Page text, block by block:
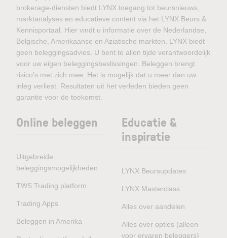
brokerage-diensten biedt LYNX toegang tot beursnieuws,
marktanalyses en educatieve content via het LYNX Beurs &
Kennisportaal. Hier vindt u informatie over de Nederlandse,
Belgische, Amerikaanse en Aziatische markten. LYNX biedt
geen beleggingsadvies. U bent te allen tijde verantwoordelijk
voor uw eigen beleggingsbeslissingen. Beleggen brengt
risico’s met zich mee. Het is mogelijk dat u meer dan uw
inleg verliest. Resultaten uit het verleden bieden geen
garantie voor de toekomst.
Online beleggen
Uitgebreide
beleggingsmogelijkheden
TWS Trading platform
Trading Apps
Beleggen in Amerika
Educatie &
inspiratie
LYNX Beursupdates
LYNX Masterclass
Alles over aandelen
Alles over opties (alleen
voor ervaren beleggers)